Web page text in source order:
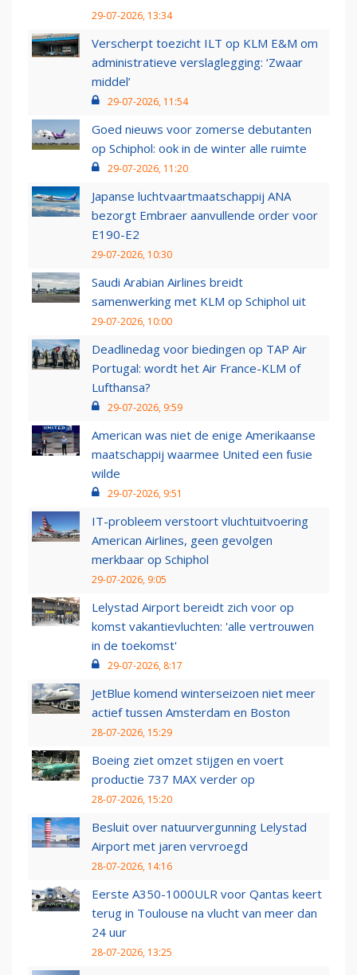
29-07-2026, 13:34
Verscherpt toezicht ILT op KLM E&M om
administratieve verslaglegging: ‘Zwaar
middel’
29-07-2026, 11:54
Goed nieuws voor zomerse debutanten
op Schiphol: ook in de winter alle ruimte
29-07-2026, 11:20
Japanse luchtvaartmaatschappij ANA
bezorgt Embraer aanvullende order voor
E190-E2
29-07-2026, 10:30
Saudi Arabian Airlines breidt
samenwerking met KLM op Schiphol uit
29-07-2026, 10:00
Deadlinedag voor biedingen op TAP Air
Portugal: wordt het Air France-KLM of
Lufthansa?
29-07-2026, 9:59
American was niet de enige Amerikaanse
maatschappij waarmee United een fusie
wilde
29-07-2026, 9:51
IT-probleem verstoort vluchtuitvoering
American Airlines, geen gevolgen
merkbaar op Schiphol
29-07-2026, 9:05
Lelystad Airport bereidt zich voor op
komst vakantievluchten: 'alle vertrouwen
in de toekomst'
29-07-2026, 8:17
JetBlue komend winterseizoen niet meer
actief tussen Amsterdam en Boston
28-07-2026, 15:29
Boeing ziet omzet stijgen en voert
productie 737 MAX verder op
28-07-2026, 15:20
Besluit over natuurvergunning Lelystad
Airport met jaren vervroegd
28-07-2026, 14:16
Eerste A350-1000ULR voor Qantas keert
terug in Toulouse na vlucht van meer dan
24 uur
28-07-2026, 13:25